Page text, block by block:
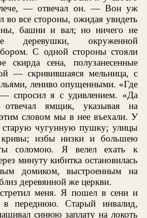
— отвечал он. — Вон уж
во все стороны, ожидая увидеть
башни и вал; но ничего не
деревушки, окруженной
С одной стороны стояли
скирда сена, полузанесенные
— скривившаяся мельница, с
лениво опущенными. «Где
спросил я с удивлением. «Да
ямщик, указывая на
словом мы в нее въехали. У
старую чугунную пушку; улицы
избы низки и большею
соломою. Я велел ехать к
минуту кибитка остановилась
домиком, выстроенным на
деревянной же церкви.
меня. Я пошел в сени и
в переднюю. Старый инвалид,
синюю заплату на локоть